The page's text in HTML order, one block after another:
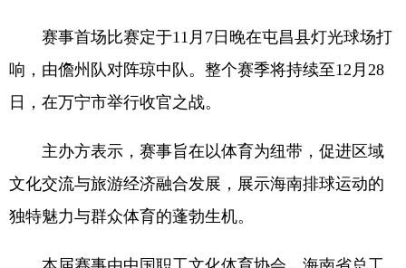
赛事首场比赛定于11月7日晚在屯昌县灯光球场打
响，由儋州队对阵琼中队。整个赛季将持续至12月28
日，在万宁市举行收官之战。
主办方表示，赛事旨在以体育为纽带，促进区域
文化交流与旅游经济融合发展，展示海南排球运动的
独特魅力与群众体育的蓬勃生机。